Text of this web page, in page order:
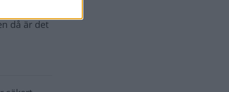
då är det